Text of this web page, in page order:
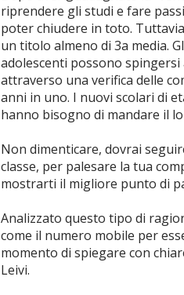
riprendere gli studi e fare
poter chiudere in toto.
un titolo almeno di 3a media.
adolescenti possono
attraverso una verifica delle
anni in uno. I nuovi scolari di
hanno bisogno di mandare il
Non dimenticare, dovrai
classe, per palesare la tua
mostrarti il migliore punto di
Analizzato questo tipo di
come il numero mobile per
momento di spiegare con
Leivi.